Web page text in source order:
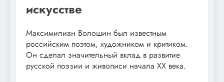
искусстве
Максимилиан Волошин был известным
российским поэтом, художником и критиком.
Он сделал значительный вклад в развитие
русской поэзии и живописи начала XX века.